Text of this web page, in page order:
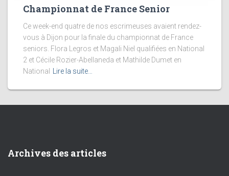
Championnat de France Senior
Ce week-end quatre de nos escrimeuses avaient rendez-
vous à Dijon pour la finale du championnat de France
seniors. Flora Legros et Magali Niel qualifiées en National
2 et Cécile Rozier-Abellaneda et Mathilde Dumet en
National
Lire la suite…
Archives des articles